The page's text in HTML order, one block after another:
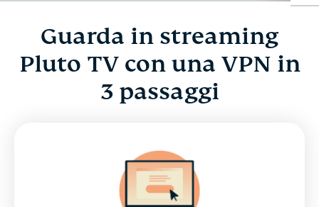
Guarda in streaming Pluto TV con una VPN in 3
passaggi
Cosa offre Pluto TV?
Perché chi ama lo streaming ama anche
Guarda in streaming
Pluto TV con una VPN in
3 passaggi